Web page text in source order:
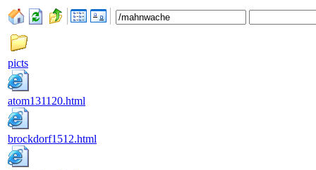
picts
atom131120.html
brockdorf1512.html